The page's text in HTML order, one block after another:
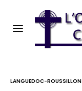
LANGUEDOC-ROUSSILLON